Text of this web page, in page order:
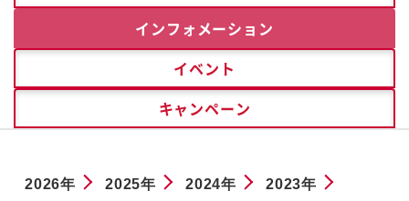
インフォメーション
イベント
キャンペーン
2026年 2025年 2024年 2023年